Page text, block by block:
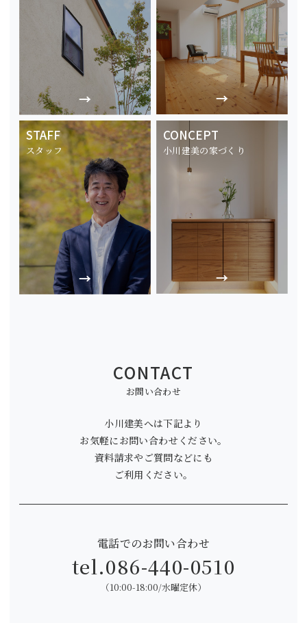
STAFF
スタッフ
CONCEPT
小川建美の家づくり
CONTACT
お問い合わせ
小川建美へは下記より
お気軽にお問い合わせください。
資料請求やご質問などにも
ご利用ください。
電話でのお問い合わせ
tel.086-440-0510
（10:00-18:00/水曜定休）